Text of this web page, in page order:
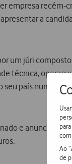
Ao
de
empresa recém-
a
um júri
técnica,
seu país numa
e anunciado